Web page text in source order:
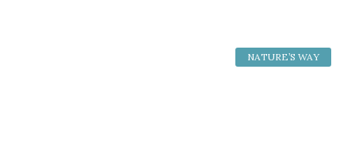
NATURE’S WAY